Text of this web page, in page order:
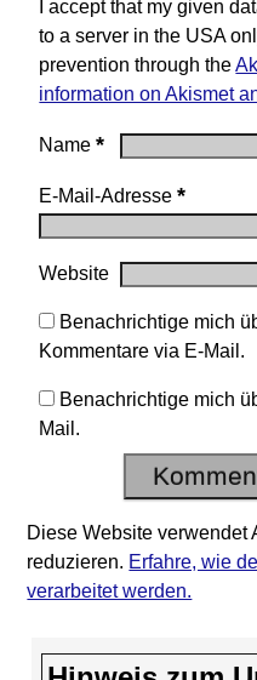
I accept that my given
to a server in the USA
prevention through the
information on Akismet
Name*
E-Mail-Adresse*
Website
Benachrichtige mich
Kommentare via E-Mail.
Benachrichtige mich
Mail.
Diese Website verwendet
reduzieren. Erfahre, wie
verarbeitet werden.